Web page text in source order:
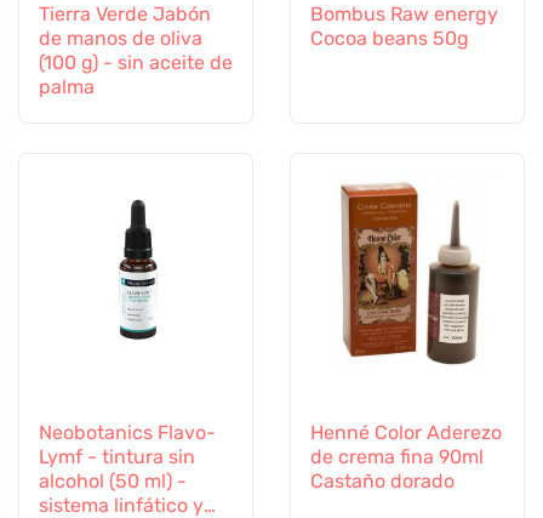
Tierra Verde Jabón
de manos de oliva
(100 g) - sin aceite de
palma
Bombus Raw energy
Cocoa beans 50g
Neobotanics Flavo-
Lymf - tintura sin
alcohol (50 ml) -
sistema linfático y
Henné Color Aderezo
de crema fina 90ml
Castaño dorado